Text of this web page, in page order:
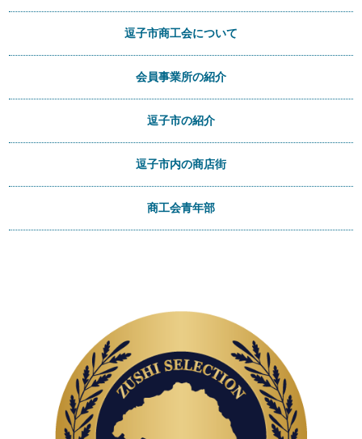
逗子市商工会について
会員事業所の紹介
逗子市の紹介
逗子市内の商店街
商工会青年部